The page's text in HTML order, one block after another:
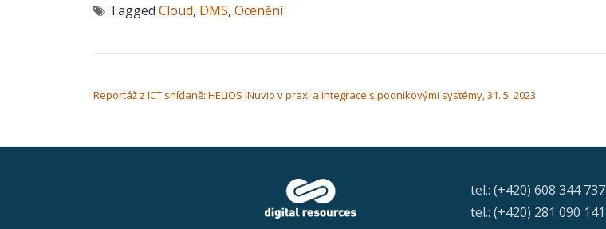
Tagged Cloud, DMS, Ocenění
Reportáž z ICT snídaně: HELIOS iNuvio v praxi a integrace s podnikovými systémy, 31. 5. 2023
tel.: (+420) 608 344 737
tel.: (+420) 281 090 141